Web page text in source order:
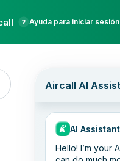
Ayuda para iniciar sesión